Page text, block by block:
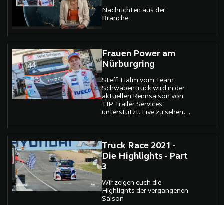
Nachrichten aus der
Branche
Frauen Power am
Nürburgring
Steffi Halm vom Team
Schwabentruck wird in der
aktuellen Rennsaison von
TIP Trailer Services
unterstützt. Live zu sehen
Truck Grand Prix auf dem
Nürburgring.
Truck Race 2021 -
Die Highlights - Part
3
Wir zeigen euch die
Highlights der vergangenen
Saison